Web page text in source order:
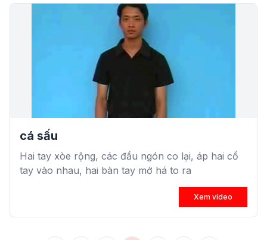
cá sấu
Hai tay xòe rộng, các đầu ngón co lại, áp hai cổ
tay vào nhau, hai bàn tay mở há to ra
Xem video